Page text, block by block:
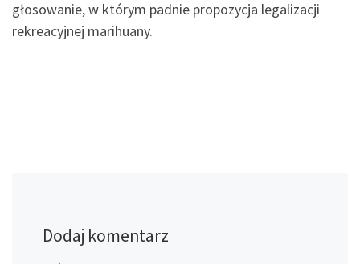
głosowanie, w którym padnie propozycja legalizacji
rekreacyjnej marihuany.
Dodaj komentarz